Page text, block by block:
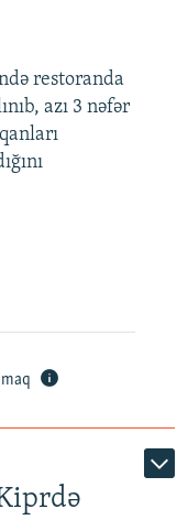
restoranda
azı 3 nəfər